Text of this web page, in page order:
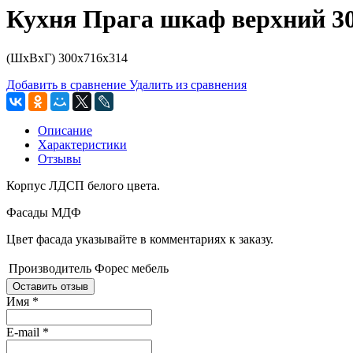
Кухня Прага шкаф верхний
(ШхВхГ) 300х716х314
Добавить в сравнение Удалить из сравнения
Описание
Характеристики
Отзывы
Корпус ЛДСП белого цвета.
Фасады МДФ
Цвет фасада указывайте в комментариях к заказу.
Производитель Форес мебель
Оставить отзыв
Имя *
E-mail *